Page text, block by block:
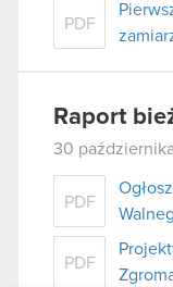
PDF
Raport
30
PDF
PDF